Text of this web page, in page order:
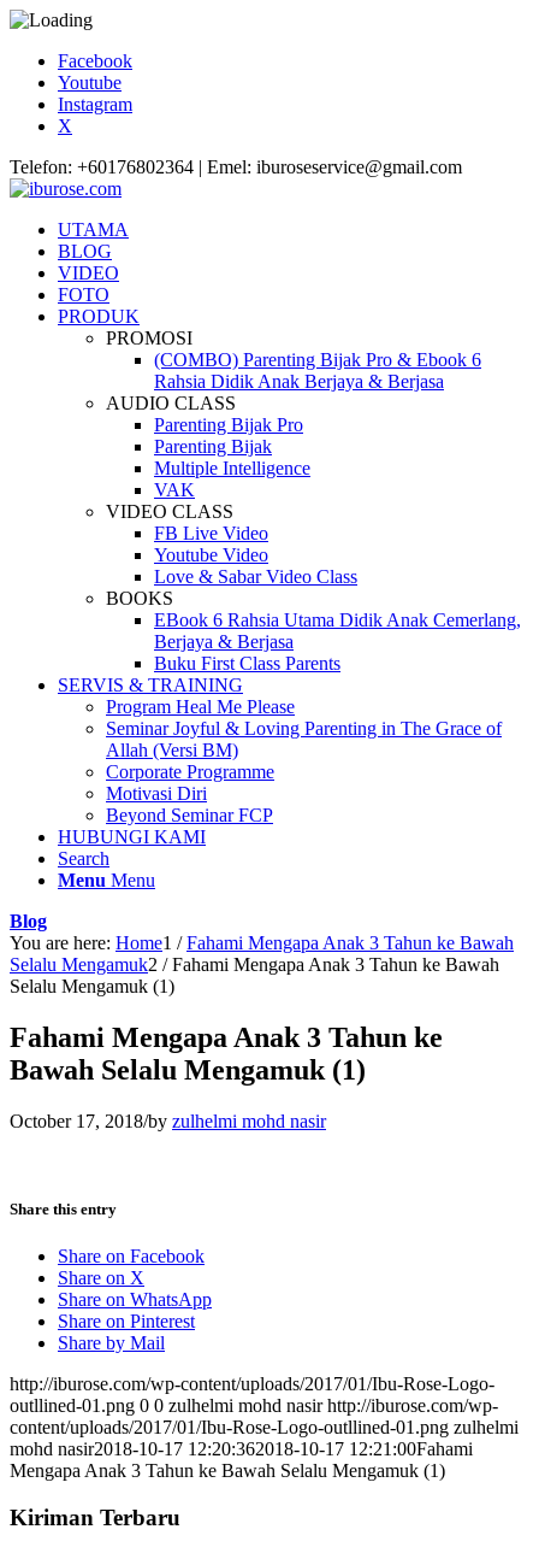
Facebook
Youtube
Instagram
X
Telefon: +60176802364 | Emel: iburoseservice@gmail.com
UTAMA
BLOG
VIDEO
FOTO
PRODUK
PROMOSI
(COMBO) Parenting Bijak Pro & Ebook 6
Rahsia Didik Anak Berjaya & Berjasa
AUDIO CLASS
Parenting Bijak Pro
Parenting Bijak
Multiple Intelligence
VAK
VIDEO CLASS
FB Live Video
Youtube Video
Love & Sabar Video Class
BOOKS
EBook 6 Rahsia Utama Didik Anak Cemerlang,
Berjaya & Berjasa
Buku First Class Parents
SERVIS & TRAINING
Program Heal Me Please
Seminar Joyful & Loving Parenting in The Grace of
Allah (Versi BM)
Corporate Programme
Motivasi Diri
Beyond Seminar FCP
HUBUNGI KAMI
Search
Menu Menu
Blog
You are here: Home1 / Fahami Mengapa Anak 3 Tahun ke Bawah
Selalu Mengamuk2 / Fahami Mengapa Anak 3 Tahun ke Bawah
Selalu Mengamuk (1)
Fahami Mengapa Anak 3 Tahun ke
Bawah Selalu Mengamuk (1)
October 17, 2018/by zulhelmi mohd nasir
Share this entry
Share on Facebook
Share on X
Share on WhatsApp
Share on Pinterest
Share by Mail
http://iburose.com/wp-content/uploads/2017/01/Ibu-Rose-Logo-
outllined-01.png 0 0 zulhelmi mohd nasir http://iburose.com/wp-
content/uploads/2017/01/Ibu-Rose-Logo-outllined-01.png zulhelmi
mohd nasir2018-10-17 12:20:362018-10-17 12:21:00Fahami
Mengapa Anak 3 Tahun ke Bawah Selalu Mengamuk (1)
Kiriman Terbaru